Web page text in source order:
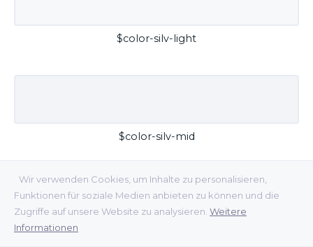
Wir verwenden Cookies, um Inhalte zu personalisieren,
Funktionen für soziale Medien anbieten zu können und die
Zugriffe auf unsere Website zu analysieren. Weitere
Informationen
$color-silv-light
$color-silv-mid